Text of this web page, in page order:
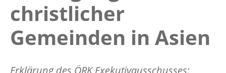
christlicher
Gemeinden in Asien
Erklärung des ÖRK Exekutivausschusses: